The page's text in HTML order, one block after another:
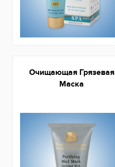
Очищающая Грязевая
Маска